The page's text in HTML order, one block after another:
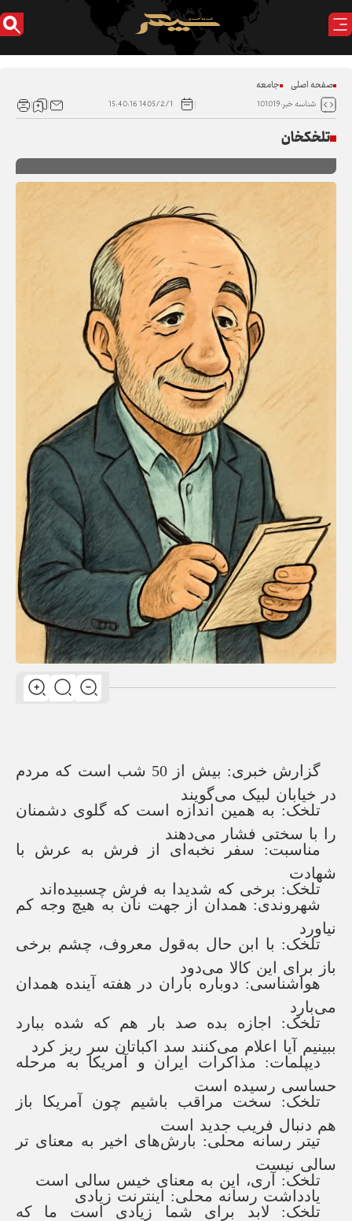
صفحه اصلی جامعه
شناسه خبر:101019 1405/2/1 15:40:16
تلخکخان
گزارش خبری: بیش از 50 شب است که مردم
در خیابان لبیک می‌گویند
تلخک: به همین اندازه است که گلوی دشمنان
را با سختی فشار می‌دهند
مناسبت: سفر نخبه‌ای از فرش به عرش با
شهادت
تلخک: برخی که شدیدا به فرش چسبیده‌اند
شهروندی: همدان از جهت نان به هیچ وجه کم
نیاورد
تلخک: با ابن حال به‌قول معروف، چشم برخی
باز برای این کالا می‌دود
هواشناسی: دوباره باران در هفته آینده همدان
می‌بارد
تلخک: اجازه بده صد بار هم که شده ببارد
ببینیم آیا اعلام می‌کنند سد اکباتان سر ریز کرد
دیپلمات: مذاکرات ایران و آمریکا به مرحله
حساسی رسیده است
تلخک: سخت مراقب باشیم چون آمریکا باز
هم دنبال فریب جدید است
تیتر رسانه محلی: بارش‌های اخیر به معنای تر
سالی نیست
تلخک: آری، این به معنای خیس سالی است
یادداشت رسانه محلی: اینترنت زیادی
تلخک: لابد برای شما زیادی است ما که